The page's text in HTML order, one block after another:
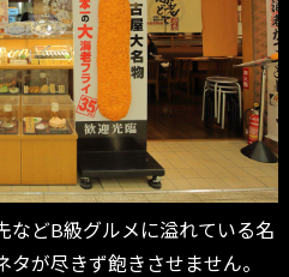
どB級グルメに溢れている名
が尽きず飽きさせません。